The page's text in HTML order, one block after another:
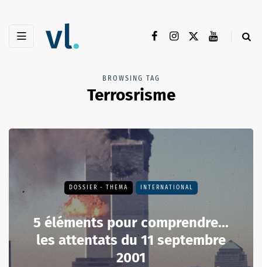
BROWSING TAG
Terrosrisme
DOSSIER - THEMA INTERNATIONAL
5 éléments pour comprendre...
les attentats du 11 septembre
2001